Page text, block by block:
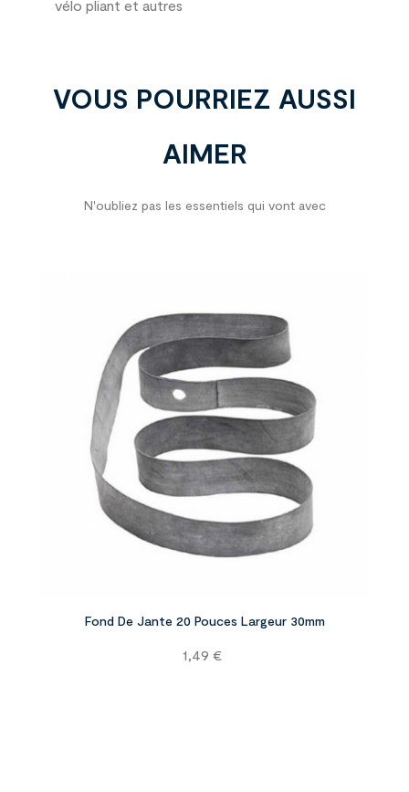
vélo pliant et autres
VOUS POURRIEZ AUSSI
AIMER
N'oubliez pas les essentiels qui vont avec
Fond De Jante 20 Pouces Largeur 30mm
Prix
1,49 €